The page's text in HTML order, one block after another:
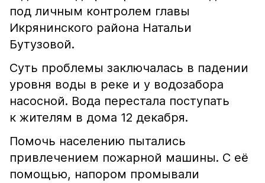
под личным контролем главы
Икрянинского района Натальи
Бутузовой.
Суть проблемы заключалась в падении
уровня воды в реке и у водозабора
насосной. Вода перестала поступать
к жителям в дома 12 декабря.
Помочь населению пытались
привлечением пожарной машины. С её
помощью, напором промывали